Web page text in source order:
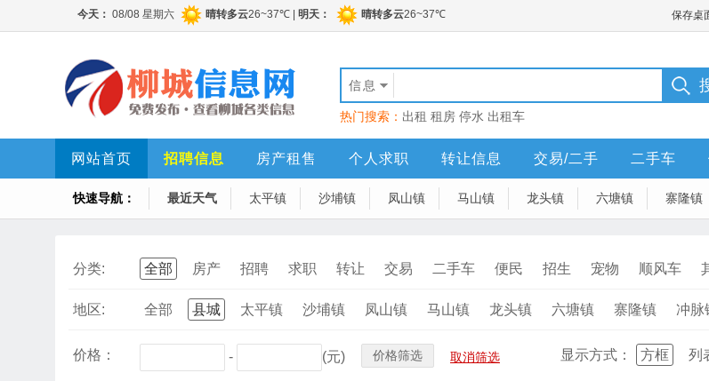
保存桌
信息
热门搜索： 出租 租房 停水 出租车
网站首页 招聘信息 房产租售 个人求职 转让信息 交易/二手 二手车
快速导航： 最近天气 太平镇 沙埔镇 凤山镇 马山镇 龙头镇 六塘镇 寨隆镇
分类: 全部 房产 招聘 求职 转让 交易 二手车 便民 招生 宠物 顺风车
地区: 全部 县城 太平镇 沙埔镇 凤山镇 马山镇 龙头镇 六塘镇 寨隆镇 冲脉
价格： - (元) 价格筛选 取消筛选 显示方式： 方框 列